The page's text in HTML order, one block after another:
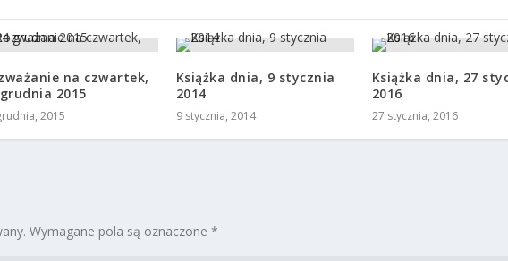
na czwartek,
2015
2015
Książka dnia, 9 stycznia
2014
9 stycznia, 2014
Książka dnia, 27
2016
27 stycznia, 2016
Wymagane pola są oznaczone*